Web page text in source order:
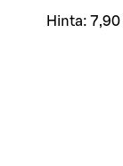
Hinta: 7,90